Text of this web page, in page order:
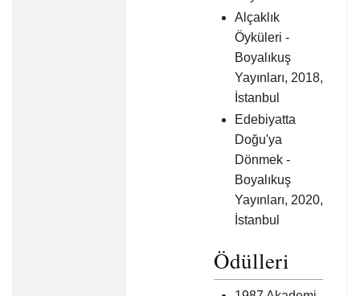
Alçaklık
Öyküleri -
Boyalıkuş
Yayınları, 2018,
İstanbul
Edebiyatta
Doğu'ya
Dönmek -
Boyalıkuş
Yayınları, 2020,
İstanbul
Ödülleri